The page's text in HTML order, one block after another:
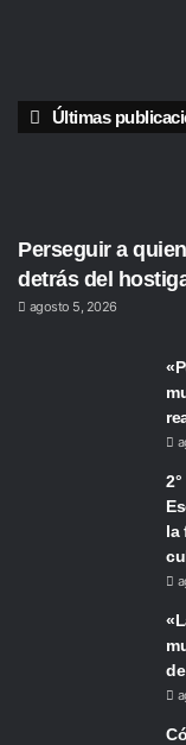
Últimas
Perseguir a
detrás del
agosto 5, 2026
la